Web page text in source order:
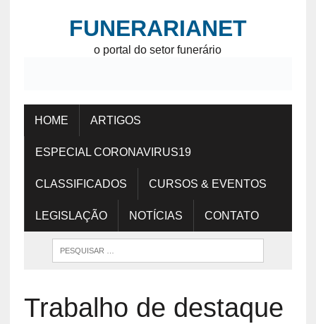
FUNERARIANET
o portal do setor funerário
HOME ARTIGOS
ESPECIAL CORONAVIRUS19
CLASSIFICADOS CURSOS & EVENTOS
LEGISLAÇÃO NOTÍCIAS CONTATO
Trabalho de destaque